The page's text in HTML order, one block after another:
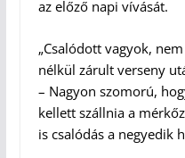
az előző napi vívását.
„Csalódott vagyok,
nélkül zárult verseny
– Nagyon szomorú,
kellett szállnia a
is csalódás a negyedik